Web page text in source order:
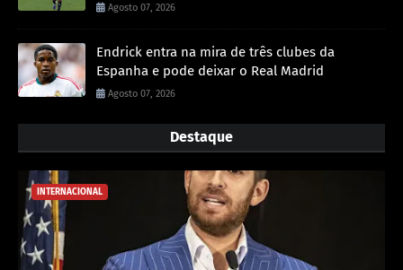
Agosto 07, 2026
Endrick entra na mira de três clubes da
Espanha e pode deixar o Real Madrid
Agosto 07, 2026
Destaque
INTERNACIONAL